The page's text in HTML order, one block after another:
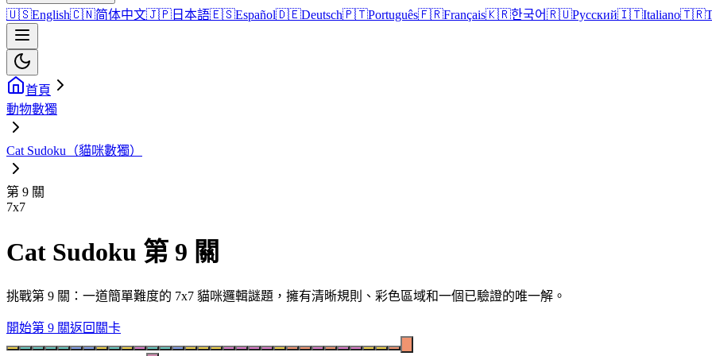
🇺🇸English🇨🇳简体中文🇯🇵 日本語🇪🇸Español🇩🇪Deutsch🇵🇹Português🇫🇷Français🇰🇷한국어🇷🇺Русский🇮🇹Italiano🇹🇷
首頁
動物數獨
Cat Sudoku（貓咪數獨）
第 9 關
7x7
Cat Sudoku 第 9 關
挑戰第 9 關：一道簡單難度的 7x7 貓咪邏輯謎題，擁有清晰規則、彩色區域和一個已驗證的唯一解。
開始第 9 關返回關卡